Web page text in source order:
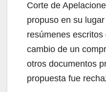
Corte de
propuso en su
resúmenes
cambio de un
otros documentos
propuesta fue